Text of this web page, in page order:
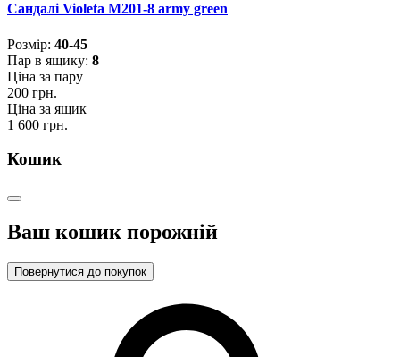
Сандалі Violeta M201-8 army green
Розмiр: 40-45
Пар в ящику: 8
Ціна за пару
200 грн.
Ціна за ящик
1 600 грн.
Кошик
Ваш кошик порожній
Повернутися до покупок